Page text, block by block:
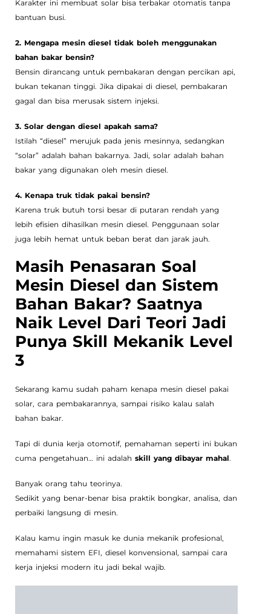
Karakter ini membuat solar bisa terbakar otomatis tanpa
bantuan busi.
2. Mengapa mesin diesel tidak boleh menggunakan
bahan bakar bensin?
Bensin dirancang untuk pembakaran dengan percikan api,
bukan tekanan tinggi. Jika dipakai di diesel, pembakaran
gagal dan bisa merusak sistem injeksi.
3. Solar dengan diesel apakah sama?
Istilah “diesel” merujuk pada jenis mesinnya, sedangkan
“solar” adalah bahan bakarnya. Jadi, solar adalah bahan
bakar yang digunakan oleh mesin diesel.
4. Kenapa truk tidak pakai bensin?
Karena truk butuh torsi besar di putaran rendah yang
lebih efisien dihasilkan mesin diesel. Penggunaan solar
juga lebih hemat untuk beban berat dan jarak jauh.
Masih Penasaran Soal
Mesin Diesel dan Sistem
Bahan Bakar? Saatnya
Naik Level Dari Teori Jadi
Punya Skill Mekanik Level
3
Sekarang kamu sudah paham kenapa mesin diesel pakai
solar, cara pembakarannya, sampai risiko kalau salah
bahan bakar.
Tapi di dunia kerja otomotif, pemahaman seperti ini bukan
cuma pengetahuan… ini adalah skill yang dibayar mahal.
Banyak orang tahu teorinya.
Sedikit yang benar-benar bisa praktik bongkar, analisa, dan
perbaiki langsung di mesin.
Kalau kamu ingin masuk ke dunia mekanik profesional,
memahami sistem EFI, diesel konvensional, sampai cara
kerja injeksi modern itu jadi bekal wajib.